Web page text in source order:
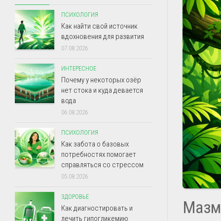
ПСИХОЛОГИЯ
Как найти свой источник
вдохновения для развития
07.08.2026
ИНТЕРЕСНОЕ
Почему у некоторых озёр
нет стока и куда девается
вода
06.08.2026
ПСИХОЛОГИЯ
Как забота о базовых
потребностях помогает
справляться со стрессом
05.08.2026
ЗДОРОВЬЕ
Как диагностировать и
лечить гипогликемию